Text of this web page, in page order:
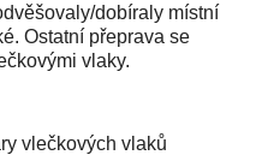
dobíraly místní
Ostatní přeprava se
vlaky.
vlečkových vlaků